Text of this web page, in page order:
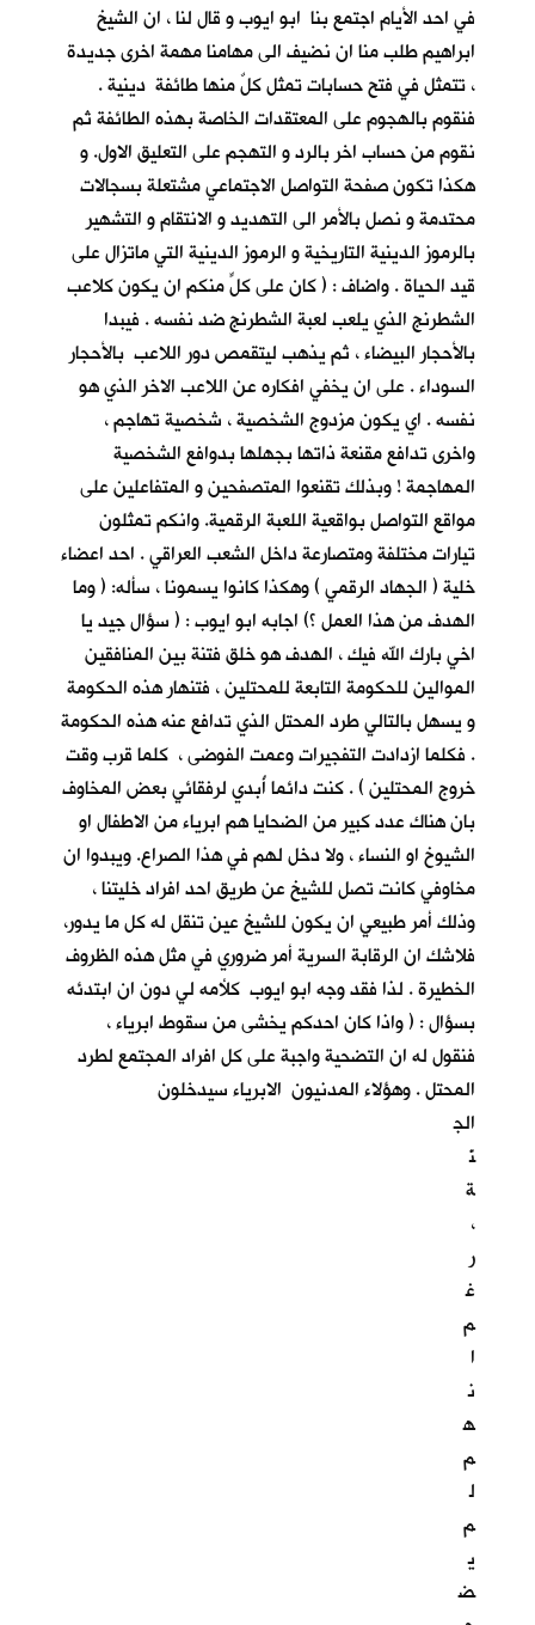
في احد الأيام اجتمع بنا ابو ايوب و قال لنا ، ان الشيخ
ابراهيم طلب منا ان نضيف الى مهامنا مهمة اخرى جديدة
، تتمثل في فتح حسابات تمثل كلٌ منها طائفة دينية .
فنقوم بالهجوم على المعتقدات الخاصة بهذه الطائفة ثم
نقوم من حساب اخر بالرد و التهجم على التعليق الاول. و
هكذا تكون صفحة التواصل الاجتماعي مشتعلة بسجالات
محتدمة و نصل بالأمر الى التهديد و الانتقام و التشهير
بالرموز الدينية التاريخية و الرموز الدينية التي ماتزال على
قيد الحياة . واضاف : ( كان على كلٍّ منكم ان يكون كلاعب
الشطرنج الذي يلعب لعبة الشطرنج ضد نفسه . فيبدا
بالأحجار البيضاء ، ثم يذهب ليتقمص دور اللاعب بالأحجار
السوداء . على ان يخفي افكاره عن اللاعب الاخر الذي هو
نفسه . اي يكون مزدوج الشخصية ، شخصية تهاجم ،
واخرى تدافع مقنعة ذاتها بجهلها بدوافع الشخصية
المهاجمة ! وبذلك تقنعوا المتصفحين و المتفاعلين على
مواقع التواصل بواقعية اللعبة الرقمية. وانكم تمثلون
تيارات مختلفة ومتصارعة داخل الشعب العراقي . احد اعضاء
خلية ( الجهاد الرقمي ) وهكذا كانوا يسمونا ، سأله: ( وما
الهدف من هذا العمل ؟) اجابه ابو ايوب : ( سؤال جيد يا
اخي بارك الله فيك ، الهدف هو خلق فتنة بين المنافقين
الموالين للحكومة التابعة للمحتلين ، فتنهار هذه الحكومة
و يسهل بالتالي طرد المحتل الذي تدافع عنه هذه الحكومة
. فكلما ازدادت التفجيرات وعمت الفوضى ، كلما قرب وقت
خروج المحتلين ) . كنت دائما أُبدي لرفقائي بعض المخاوف
بان هناك عدد كبير من الضحايا هم ابرياء من الاطفال او
الشيوخ او النساء ، ولا دخل لهم في هذا الصراع. ويبدوا ان
مخاوفي كانت تصل للشيخ عن طريق احد افراد خليتنا ،
وذلك أمر طبيعي ان يكون للشيخ عين تنقل له كل ما يدور،
فلاشك ان الرقابة السرية أمر ضروري في مثل هذه الظروف
الخطيرة . لذا فقد وجه ابو ايوب كلأمه لي دون ان ابتدئه
بسؤال : ( واذا كان احدكم يخشى من سقوط ابرياء ،
فنقول له ان التضحية واجبة على كل افراد المجتمع لطرد
المحتل . وهؤلاء المدنيون الابرياء سيدخلون
الج
نّ
ة
،
ر
غ
م
ا
ن
ه
م
ل
م
ي
ض